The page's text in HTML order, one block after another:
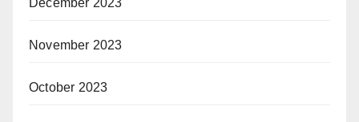
December 2023
November 2023
October 2023